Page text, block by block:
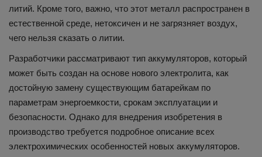
литий. Кроме того, важно, что этот металл распространен в
естественной среде, нетоксичен и не загрязняет воздух,
чего нельзя сказать о литии.
Разработчики рассматривают тип аккумуляторов, который
может быть создан на основе нового электролита, как
достойную замену существующим батарейкам по
параметрам энергоемкости, срокам эксплуатации и
безопасности. Однако для внедрения изобретения в
производство требуется подробное описание всех
электрохимических особенностей новых аккумуляторов.